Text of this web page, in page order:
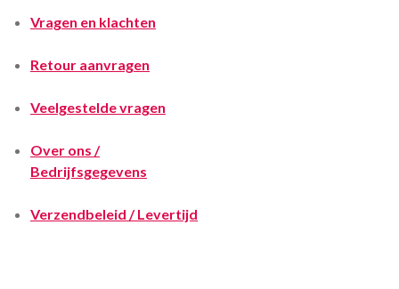
Vragen en klachten
Retour aanvragen
Veelgestelde vragen
Over ons /
Bedrijfsgegevens
Verzendbeleid / Levertijd